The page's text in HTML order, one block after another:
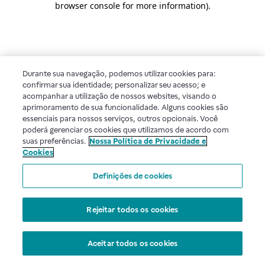
browser console for more information).
Durante sua navegação, podemos utilizar cookies para:
confirmar sua identidade; personalizar seu acesso; e
acompanhar a utilização de nossos websites, visando o
aprimoramento de sua funcionalidade. Alguns cookies são
essenciais para nossos serviços, outros opcionais. Você
poderá gerenciar os cookies que utilizamos de acordo com
suas preferências. Nossa Política de Privacidade e
Cookies
Definições de cookies
Rejeitar todos os cookies
Aceitar todos os cookies